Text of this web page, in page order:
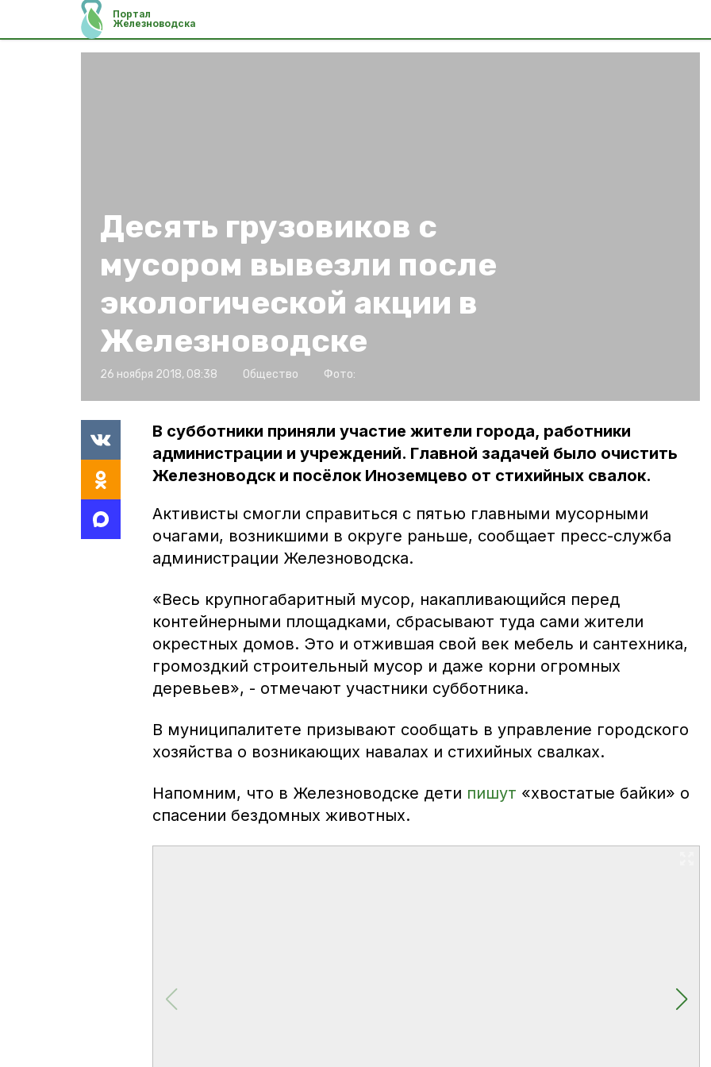
Портал
Железноводска
Десять грузовиков с
мусором вывезли после
экологической акции в
Железноводске
26 ноября 2018, 08:38 Общество Фото:
В субботники приняли участие жители города, работники
администрации и учреждений. Главной задачей было очистить
Железноводск и посёлок Иноземцево от стихийных свалок.
Активисты смогли справиться с пятью главными мусорными
очагами, возникшими в округе раньше, сообщает пресс-служба
администрации Железноводска.
«Весь крупногабаритный мусор, накапливающийся перед
контейнерными площадками, сбрасывают туда сами жители
окрестных домов. Это и отжившая свой век мебель и сантехника,
громоздкий строительный мусор и даже корни огромных
деревьев», - отмечают участники субботника.
В муниципалитете призывают сообщать в управление городского
хозяйства о возникающих навалах и стихийных свалках.
Напомним, что в Железноводске дети пишут «хвостатые байки» о
спасении бездомных животных.